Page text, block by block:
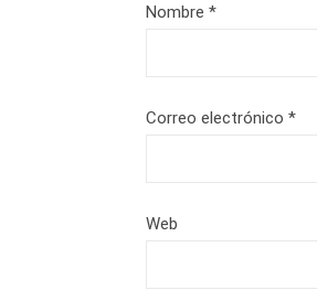
Nombre *
Correo electrónico *
Web